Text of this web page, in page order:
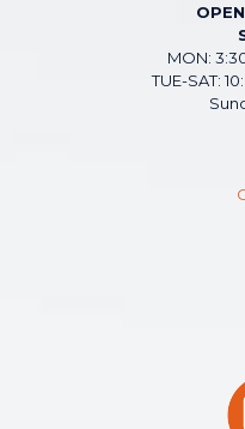
MON:
TUE-SAT: